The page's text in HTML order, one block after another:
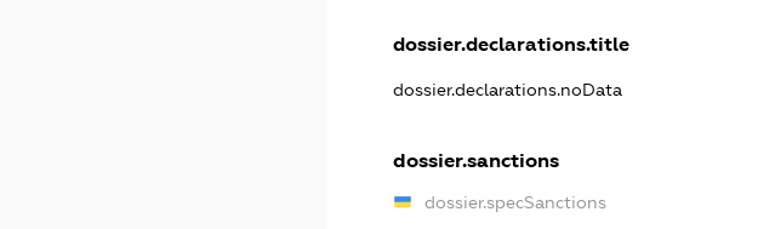
dossier.declarations.title
dossier.declarations.noData
dossier.sanctions
dossier.specSanctions